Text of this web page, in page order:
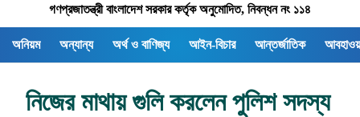
গণপ্রজাতন্ত্রী বাংলাদেশ সরকার কর্তৃক অনুমোদিত, নিবন্ধন নং ১১৪
অনিয়ম অন্যান্য অর্থ ও বাণিজ্য আইন-বিচার আন্তর্জাতিক
নিজের মাথায় গুলি করলেন পুলিশ সদস্য